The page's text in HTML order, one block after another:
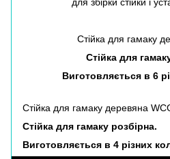
Стійка для гамаку
Стійка для
Виготовляється в 6
Стійка для гамаку деревяна
Стійка для гамаку розбірна.
Виготовляється в 4 різних